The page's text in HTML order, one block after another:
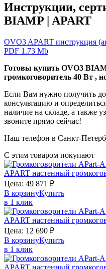
Инструкции,
BIAMP | APART
OVO3 APART инструкция
PDF 1.73 Mb
Готовы купить OVO3
громкоговоритель 40 Вт ,
Если Вам нужно получить
консультацию и
наличие на складе, а также
звоните прямо сейчас!
Наш телефон в Санкт-
С этим товаром покупают
APART настенный
Цена: 49 871 ₽
В корзинуКупить
в 1 клик
APART настенный
Цена: 12 690 ₽
В корзинуКупить
в 1 клик